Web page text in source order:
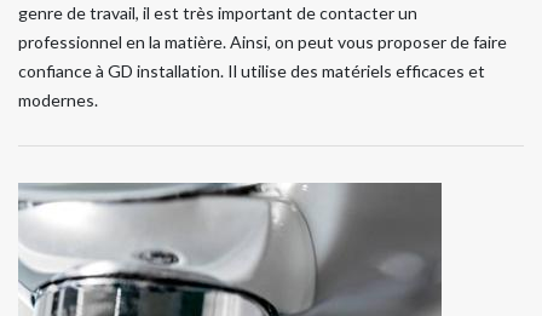
genre de travail, il est très important de contacter un
professionnel en la matière. Ainsi, on peut vous proposer de faire
confiance à GD installation. Il utilise des matériels efficaces et
modernes.